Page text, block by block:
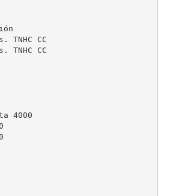
TNHC CC
TNHC CC
4000